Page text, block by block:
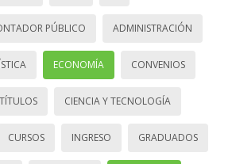
PÚBLICO ADMINISTRACIÓN
ECONOMÍA CONVENIOS
CIENCIA Y TECNOLOGÍA
CURSOS INGRESO GRADUADOS